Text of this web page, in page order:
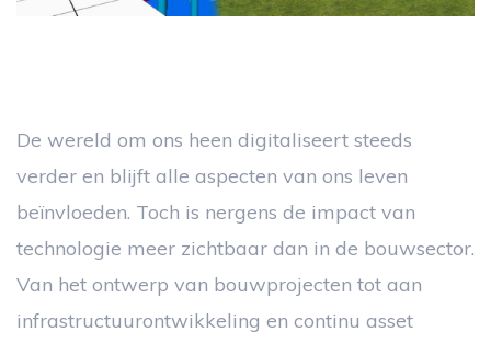
De wereld om ons heen digitaliseert steeds
verder en blijft alle aspecten van ons leven
beïnvloeden. Toch is nergens de impact van
technologie meer zichtbaar dan in de bouwsector.
Van het ontwerp van bouwprojecten tot aan
infrastructuurontwikkeling en continu asset